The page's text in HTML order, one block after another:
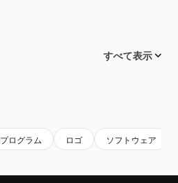
すべて表示
プログラム ロゴ ソフトウェア